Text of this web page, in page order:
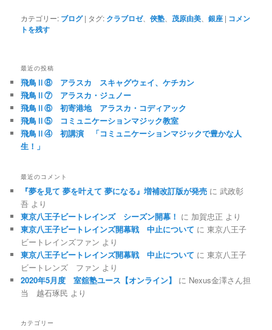
カテゴリー: ブログ | タグ: クラブロゼ、俠塾 茂原由美 、銀座 | コメン
トを残す
最近の投稿
飛鳥Ⅱ⑧ アラスカ スキャグウェイ、ケチカン
飛鳥Ⅱ⑦ アラスカ・ジュノー
飛鳥Ⅱ⑥ 初寄港地 アラスカ・コディアック
飛鳥Ⅱ⑤ コミュニケーションマジック教室
飛鳥Ⅱ④ 初講演 「コミュニケーションマジックで豊かな人
生！」
最近のコメント
『夢を見て 夢を叶えて 夢になる』増補改訂版が発売 に武政彰
吾 より
東京八王子ビートレインズ シーズン開幕！ に 加賀忠正 より
東京八王子ビートレインズ開幕戦 中止について に東京八王子
ビートレインズファン より
東京八王子ビートレインズ開幕戦 中止について に東京八王子
ビートレンズ ファン より
2020年5月度 室舘塾ユース【オンライン】
に Nexus金澤さん担
当 越石琢民 より
カテゴリー